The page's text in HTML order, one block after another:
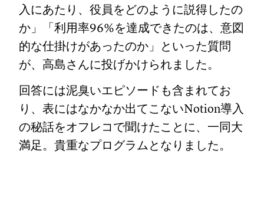
入にあたり、役員をどのように説得したの
か」「利用率96%を達成できたのは、意図
的な仕掛けがあったのか」といった質問
が、高島さんに投げかけられました。
回答には泥臭いエピソードも含まれてお
り、表にはなかなか出てこないNotion導入
の秘話をオフレコで聞けたことに、一同大
満足。貴重なプログラムとなりました。